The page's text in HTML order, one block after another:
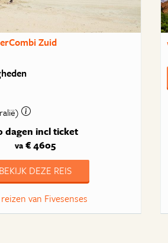
Zuid
dagen incl ticket
va € 4605
BEKIJK DEZE REIS
van Fivesenses